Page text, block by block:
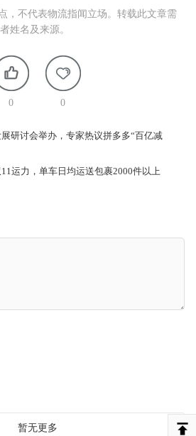
，不代表物流指闻立场。转载此文章需
姓名及来源。
0 0
研讨会举办，专家热议拼多多“百亿减
运力，单车日均运送包裹2000件以上
暂无更多